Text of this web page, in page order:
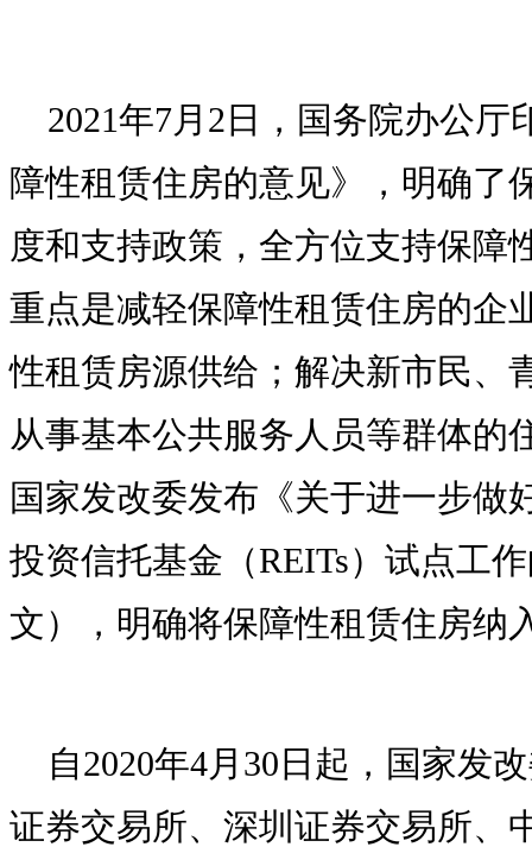
2021年7月2日，国务院办公厅
障性租赁住房的意见》，明确了
度和支持政策，全方位支持保障
重点是减轻保障性租赁住房的企
性租赁房源供给；解决新市民、
从事基本公共服务人员等群体的
国家发改委发布《关于进一步做
投资信托基金（REITs）试点工
文），明确将保障性租赁住房纳
自2020年4月30日起，国家发
证券交易所、深圳证券交易所、